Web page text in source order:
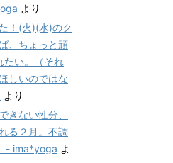
より
！(火)(水)のク
、ちょっと頑
たい。（それ
しいのではな
より
きない性分、
る２月。不調
- ima*yoga よ